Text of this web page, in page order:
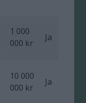
1 000
000 kr
Ja
10 000
000 kr
Ja